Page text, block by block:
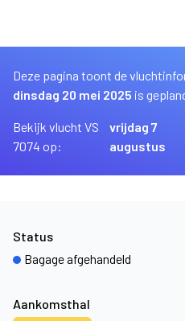
Deze pagina toont de
dinsdag 20 mei 2025 is
Bekijk vlucht VS
7074 op:
vrijdag 7
augustus
Aankomsthal
Status
Bagage afgehandeld